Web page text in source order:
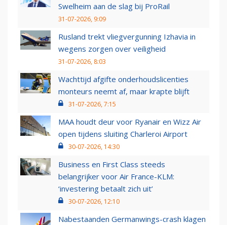
Swelheim aan de slag bij ProRail
31-07-2026, 9:09
Rusland trekt vliegvergunning Izhavia in
wegens zorgen over veiligheid
31-07-2026, 8:03
Wachttijd afgifte onderhoudslicenties
monteurs neemt af, maar krapte blijft
31-07-2026, 7:15
MAA houdt deur voor Ryanair en Wizz Air
open tijdens sluiting Charleroi Airport
30-07-2026, 14:30
Business en First Class steeds
belangrijker voor Air France-KLM:
‘investering betaalt zich uit’
30-07-2026, 12:10
Nabestaanden Germanwings-crash klagen